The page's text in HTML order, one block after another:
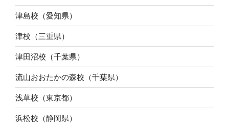
津島校（愛知県）
津校（三重県）
津田沼校（千葉県）
流山おおたかの森校（千葉県）
浅草校（東京都）
浜松校（静岡県）